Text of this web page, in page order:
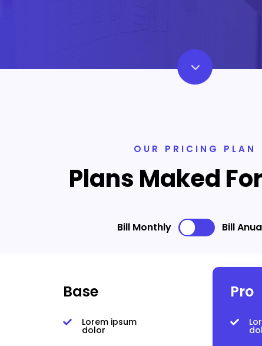
3
OUR PRICING PLAN
Plans Maked
Bill Monthly Bill
Base
 Lorem ipsum
dolor
Pro
